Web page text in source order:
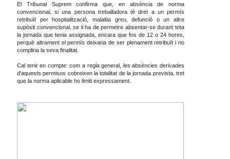
El Tribunal Suprem confirma que, en absència de norma
convencional, si una persona treballadora té dret a un permís
retribuït per hospitalització, malaltia greu, defunció o un altre
supòsit convencional, se li ha de permetre absentar-se durant tota
la jornada que tenia assignada, encara que fos de 12 o 24 hores,
perquè altrament el permís deixaria de ser plenament retribuït i no
compliria la seva finalitat.
Cal tenir en compte: com a regla general, les absències derivades
d'aquests permisos cobreixen la totalitat de la jornada prevista, tret
que la norma aplicable ho limiti expressament.